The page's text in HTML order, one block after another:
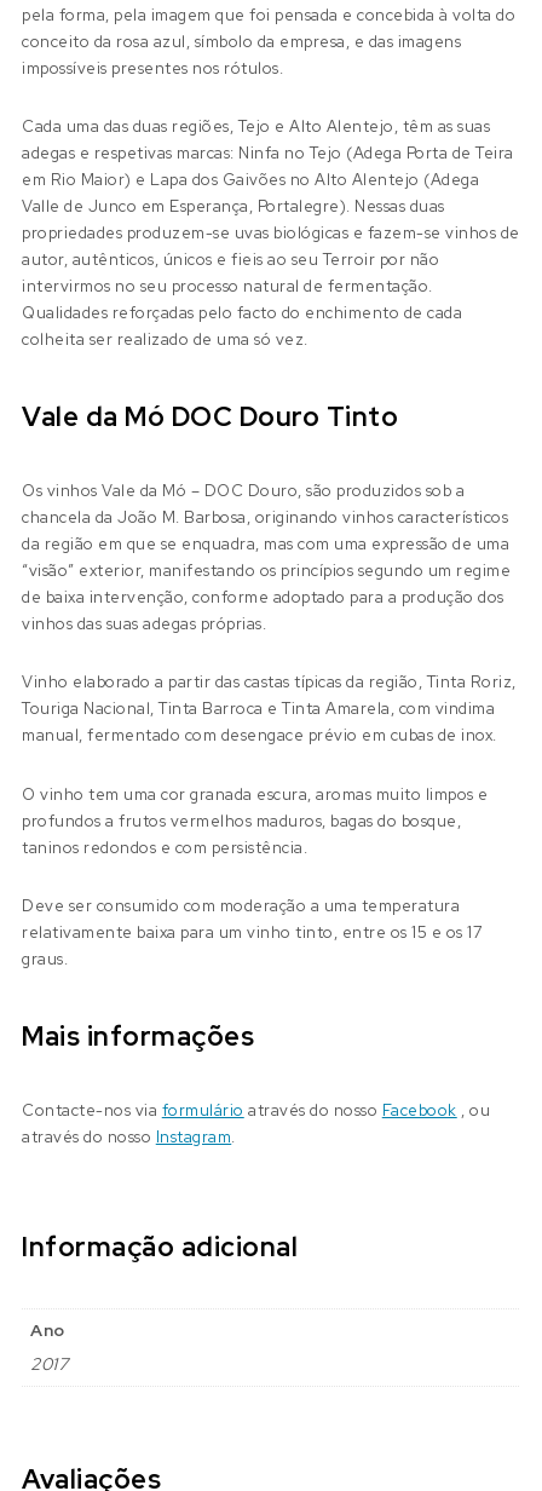
pela forma, pela imagem que foi pensada e concebida à volta do
conceito da rosa azul, símbolo da empresa, e das imagens
impossíveis presentes nos rótulos.
Cada uma das duas regiões, Tejo e Alto Alentejo, têm as suas
adegas e respetivas marcas: Ninfa no Tejo (Adega Porta de Teira
em Rio Maior) e Lapa dos Gaivões no Alto Alentejo (Adega
Valle de Junco em Esperança, Portalegre). Nessas duas
propriedades produzem-se uvas biológicas e fazem-se vinhos de
autor, autênticos, únicos e fieis ao seu Terroir por não
intervirmos no seu processo natural de fermentação.
Qualidades reforçadas pelo facto do enchimento de cada
colheita ser realizado de uma só vez.
Vale da Mó DOC Douro Tinto
Os vinhos Vale da Mó – DOC Douro, são produzidos sob a
chancela da João M. Barbosa, originando vinhos característicos
da região em que se enquadra, mas com uma expressão de uma
“visão” exterior, manifestando os princípios segundo um regime
de baixa intervenção, conforme adoptado para a produção dos
vinhos das suas adegas próprias.
Vinho elaborado a partir das castas típicas da região, Tinta Roriz,
Touriga Nacional, Tinta Barroca e Tinta Amarela, com vindima
manual, fermentado com desengace prévio em cubas de inox.
O vinho tem uma cor granada escura, aromas muito limpos e
profundos a frutos vermelhos maduros, bagas do bosque,
taninos redondos e com persistência.
Deve ser consumido com moderação a uma temperatura
relativamente baixa para um vinho tinto, entre os 15 e os 17
graus.
Mais informações
Contacte-nos via formulário através do nosso Facebook , ou
através do nosso Instagram.
Informação adicional
Ano
2017
Avaliações